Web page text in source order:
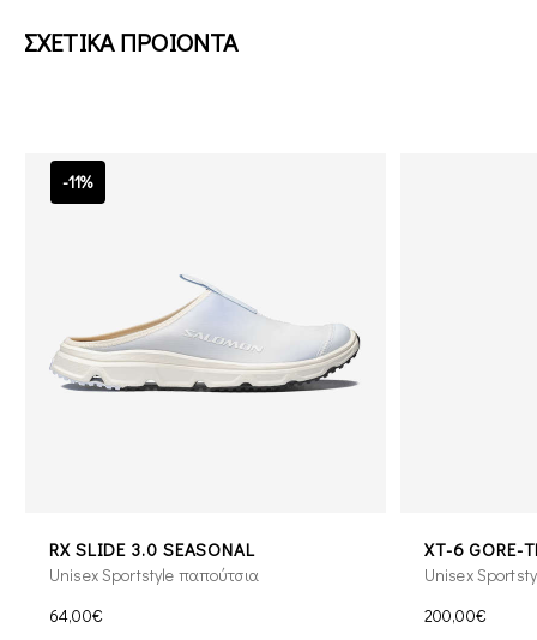
ΣΧΕΤΙΚΑ ΠΡΟΙΟΝΤΑ
-11%
RX SLIDE 3.0 SEASONAL
Unisex Sportstyle παπούτσια
64,00€
XT-6 GORE-
Unisex
200,00€